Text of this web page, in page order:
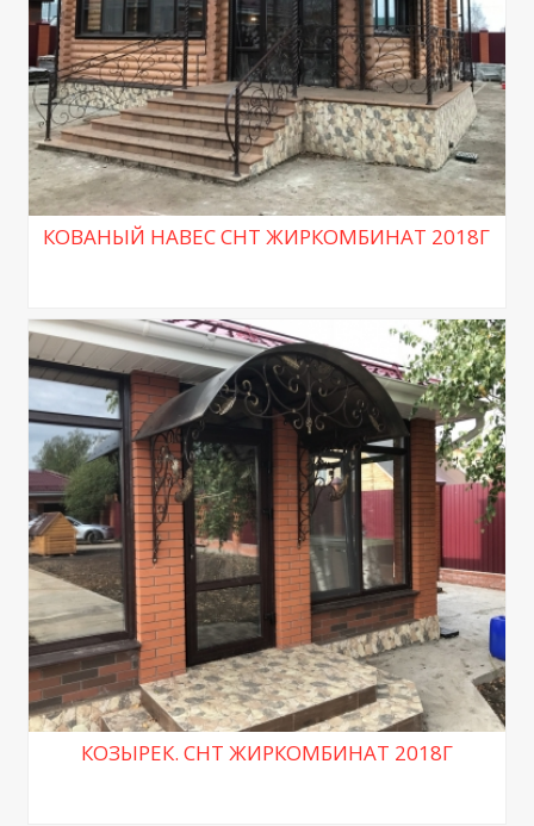
КОВАНЫЙ НАВЕС СНТ ЖИРКОМБИНАТ 2018Г
КОЗЫРЕК. СНТ ЖИРКОМБИНАТ 2018Г